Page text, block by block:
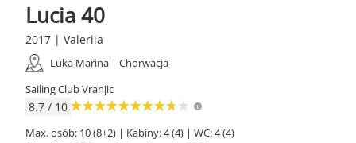
Lucia 40
2017 | Valeriia
Luka Marina | Chorwacja
Sailing Club Vranjic
8.7 / 10
Max. osób: 10 (8+2) | Kabiny: 4 (4) | WC: 4 (4)